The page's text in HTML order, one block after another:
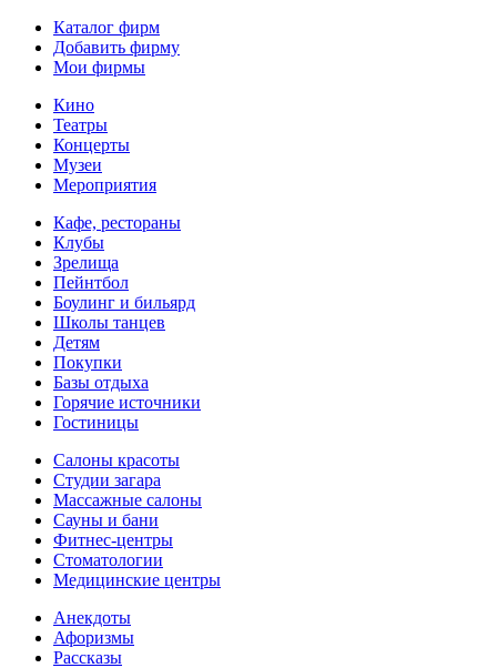
Каталог фирм
Добавить фирму
Мои фирмы
Кино
Театры
Концерты
Музеи
Мероприятия
Кафе, рестораны
Клубы
Зрелища
Пейнтбол
Боулинг и бильярд
Школы танцев
Детям
Покупки
Базы отдыха
Горячие источники
Гостиницы
Салоны красоты
Студии загара
Массажные салоны
Сауны и бани
Фитнес-центры
Стоматологии
Медицинские центры
Анекдоты
Афоризмы
Рассказы